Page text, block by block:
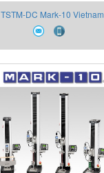
TSTM-DC Mark-10 Vietnam